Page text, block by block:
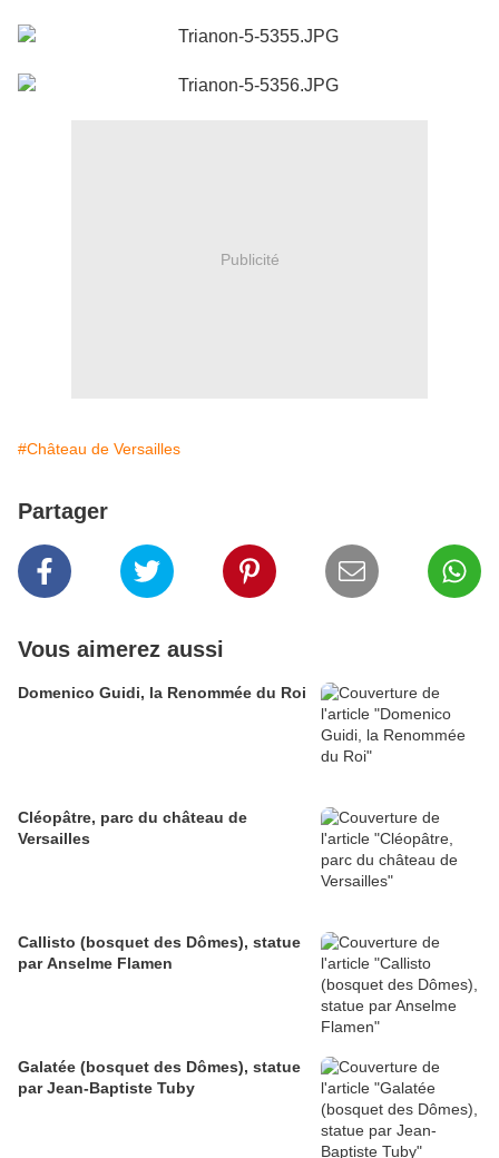
Publicité
#Château de Versailles
Partager
Vous aimerez aussi
Domenico Guidi, la Renommée du Roi
Cléopâtre, parc du château de
Versailles
Callisto (bosquet des Dômes), statue
par Anselme Flamen
Galatée (bosquet des Dômes), statue
par Jean-Baptiste Tuby